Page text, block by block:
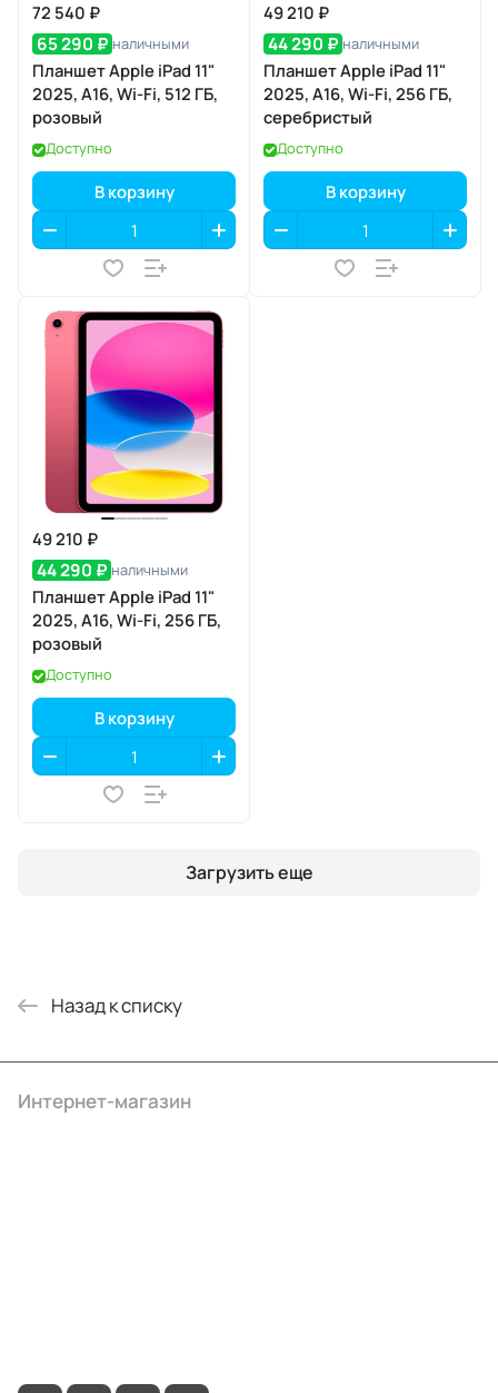
72 540 ₽
65 290 ₽ наличными
Планшет Apple iPad 11"
2025, A16, Wi-Fi, 512 ГБ,
розовый
Доступно
В корзину
49 210 ₽
44 290 ₽ наличными
Планшет Apple iPad 11"
2025, A16, Wi-Fi, 256 ГБ,
серебристый
Доступно
В корзину
49 210 ₽
44 290 ₽ наличными
Планшет Apple iPad 11"
2025, A16, Wi-Fi, 256 ГБ,
розовый
Доступно
В корзину
Загрузить еще
Назад к списку
Интернет-магазин